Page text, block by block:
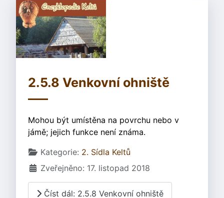
2.5.8 Venkovní ohniště
Mohou být umístěna na povrchu nebo v
jámě; jejich funkce není známa.
Základní údaje
Kategorie: 2. Sídla Keltů
Zveřejněno: 17. listopad 2018
Číst dál: 2.5.8 Venkovní ohniště